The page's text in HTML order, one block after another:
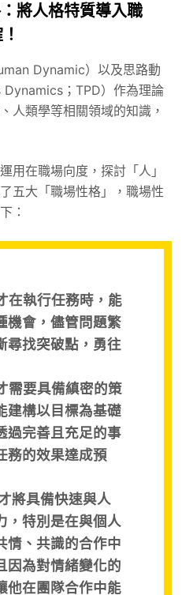
：將人格特質導入職
Dynamic）以及思路動
；TPD）作為理論
人類學等相關領域的知識，
用在職場向度，探討「人」
五大「職場性格」，職場性
：
在執行任務時，能
機會，儘管問題繁
尋找突破點，勇往
需要具備縝密的策
建構以目標為基礎
過完善且充足的事
務的效果達成預
將具備快速與人
，特別是在與個人
情、共識的合作中
因為對情緒變化的
他在團隊合作中能